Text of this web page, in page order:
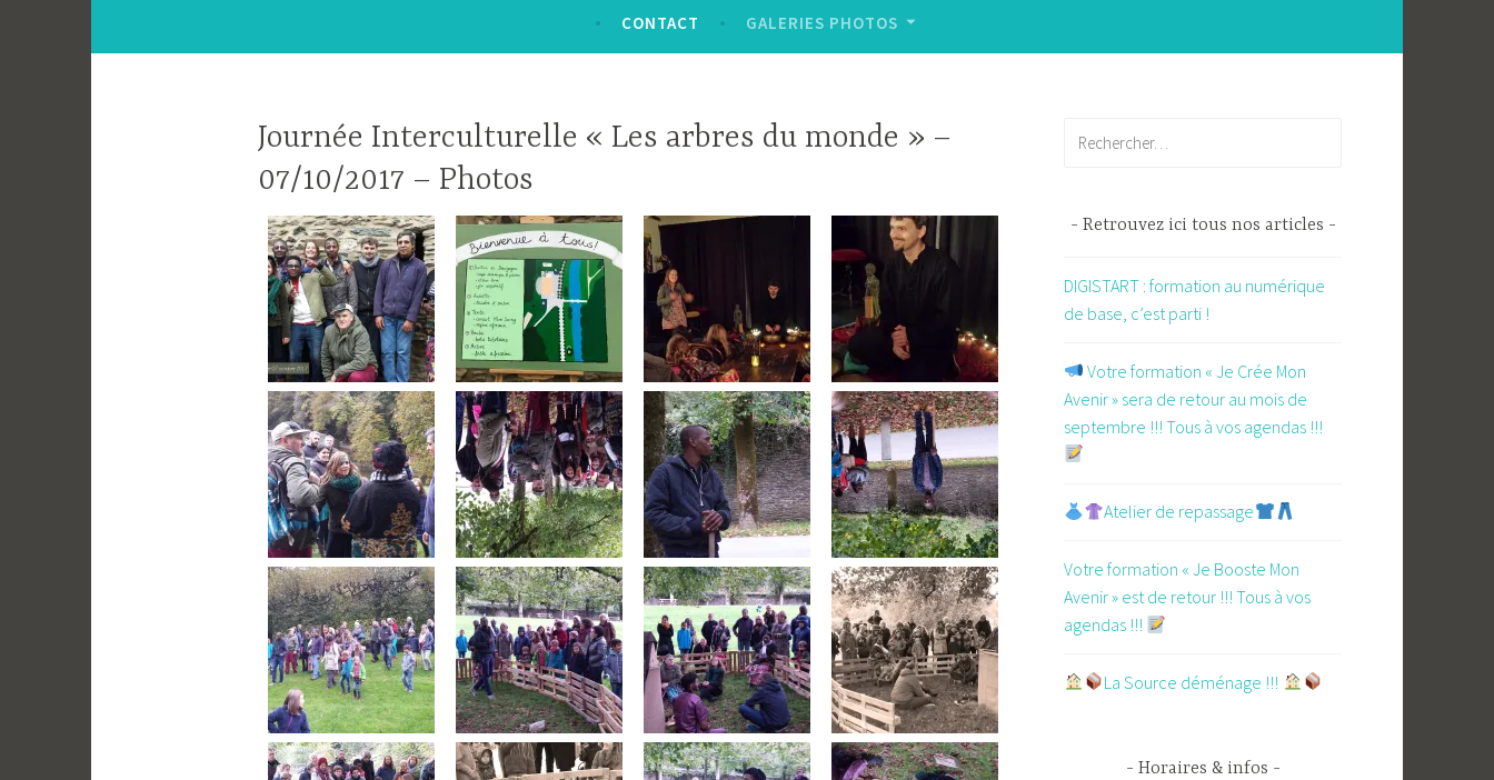
CONTACT GALERIES PHOTOS
Journée Interculturelle « Les arbres du monde » –
07/10/2017 – Photos
Retrouvez ici tous nos articles
DIGISTART : formation au numérique
de base, c’est parti !
​ Votre formation « Je Crée Mon
Avenir » sera de retour au mois de
septembre !!! Tous à vos agendas !!!
Atelier de repassage​
Votre formation « Je Booste Mon
Avenir » est de retour !!! Tous à vos
agendas !!!
​La Source déménage !!!
Horaires & infos